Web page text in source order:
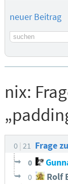
neuer Beitrag
Suchbegriff
nix:
0 21 Frage
0
0 Rolf